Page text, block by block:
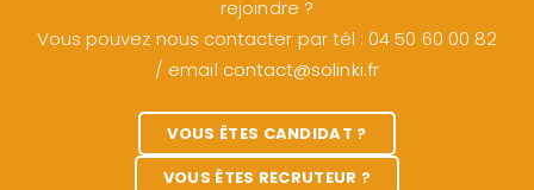
rejoindre ?
Vous pouvez nous contacter par tél : 04 50 60 00 82
/ email contact@solinki.fr
VOUS ÊTES CANDIDAT ?
VOUS ÊTES RECRUTEUR ?